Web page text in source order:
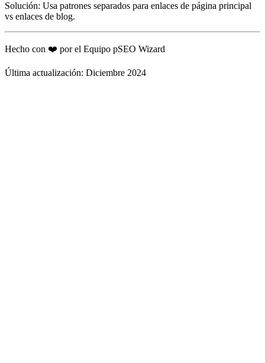
Solución: Usa patrones separados para enlaces de página principal
vs enlaces de blog.
Hecho con ❤️ por el Equipo pSEO Wizard
Última actualización: Diciembre 2024